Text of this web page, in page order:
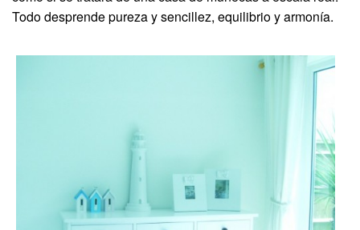
Todo desprende pureza y sencillez, equilibrio y armonía.